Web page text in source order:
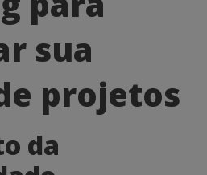
sua
projetos
da